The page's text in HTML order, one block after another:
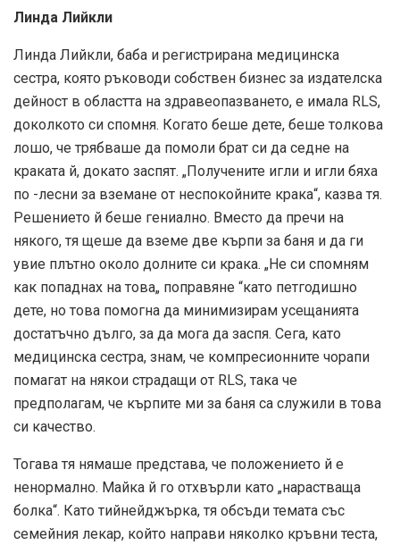
Линда Лийкли
Линда Лийкли, баба и регистрирана медицинска
сестра, която ръководи собствен бизнес за издателска
дейност в областта на здравеопазването, е имала RLS,
доколкото си спомня. Когато беше дете, беше толкова
лошо, че трябваше да помоли брат си да седне на
краката й, докато заспят. „Получените игли и игли бяха
по -лесни за вземане от неспокойните крака“, казва тя.
Решението й беше гениално. Вместо да пречи на
някого, тя щеше да вземе две кърпи за баня и да ги
увие плътно около долните си крака. „Не си спомням
как попаднах на това„ поправяне “като петгодишно
дете, но това помогна да минимизирам усещанията
достатъчно дълго, за да мога да заспя. Сега, като
медицинска сестра, знам, че компресионните чорапи
помагат на някои страдащи от RLS, така че
предполагам, че кърпите ми за баня са служили в това
си качество.
Тогава тя нямаше представа, че положението й е
ненормално. Майка й го отхвърли като „нарастваща
болка“. Като тийнейджърка, тя обсъди темата със
семейния лекар, който направи няколко кръвни теста,